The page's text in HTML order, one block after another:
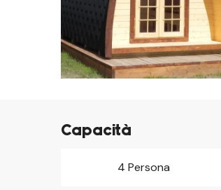
Capacità
4 Persona